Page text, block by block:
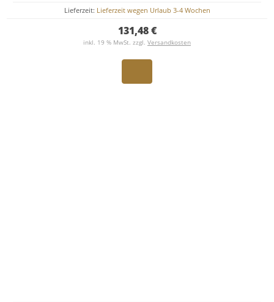
Lieferzeit: Lieferzeit wegen Urlaub 3-4 Wochen
131,48 €
inkl. 19 % MwSt. zzgl. Versandkosten